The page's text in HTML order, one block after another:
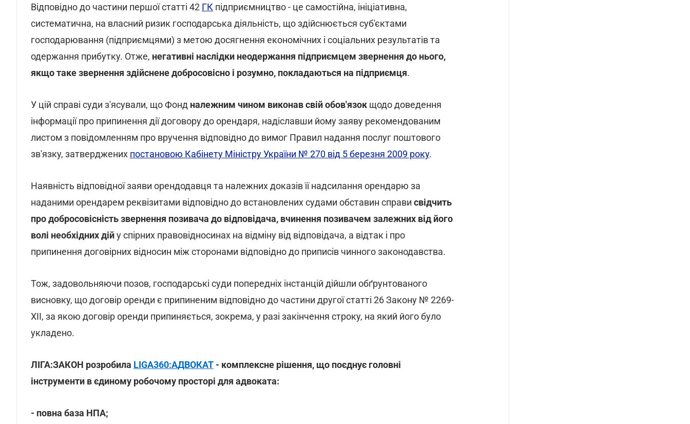
Відповідно до частини першої статті 42 ГК підприємництво - це самостійна, ініціативна,
систематична, на власний ризик господарська діяльність, що здійснюється суб'єктами
господарювання (підприємцями) з метою досягнення економічних і соціальних результатів та
одержання прибутку. Отже, негативні наслідки неодержання підприємцем звернення до нього,
якщо таке звернення здійснене добросовісно і розумно, покладаються на підприємця.
У цій справі суди з'ясували, що Фонд належним чином виконав свій обов'язок щодо доведення
інформації про припинення дії договору до орендаря, надіславши йому заяву рекомендованим
листом з повідомленням про вручення відповідно до вимог Правил надання послуг поштового
зв'язку, затверджених постановою Кабінету Міністру України № 270 від 5 березня 2009 року.
Наявність відповідної заяви орендодавця та належних доказів її надсилання орендарю за
наданими орендарем реквізитами відповідно до встановлених судами обставин справи свідчить
про добросовісність звернення позивача до відповідача, вчинення позивачем залежних від його
волі необхідних дійу спірних правовідносинах на відміну від відповідача, а відтак і про
припинення договірних відносин між сторонами відповідно до приписів чинного законодавства.
Тож, задовольняючи позов, господарські суди попередніх інстанцій дійшли обґрунтованого
висновку, що договір оренди є припиненим відповідно до частини другої статті 26 Закону № 2269-
XII, за якою договір оренди припиняється, зокрема, у разі закінчення строку, на який його було
укладено.
ЛІГА:ЗАКОН розробила LIGA360:АДВОКАТ - комплексне рішення, що поєднує головні
інструменти в єдиному робочому просторі для адвоката:
- повна база НПА;